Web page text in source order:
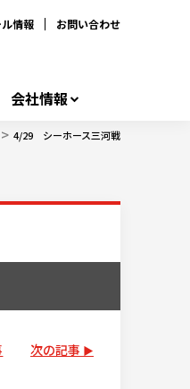
情報 お問い合わせ
会社情報
> 4/29 シーホース三河戦
次の記事